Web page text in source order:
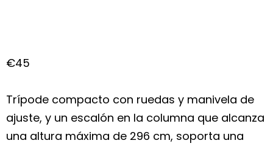
€45
Trípode compacto con ruedas y manivela de
ajuste, y un escalón en la columna que alcanza
una altura máxima de 296 cm, soporta una